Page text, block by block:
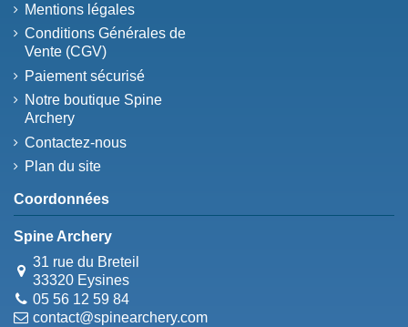
Mentions légales
Conditions Générales de
Vente (CGV)
Paiement sécurisé
Notre boutique Spine
Archery
Contactez-nous
Plan du site
Coordonnées
Spine Archery
31 rue du Breteil
33320 Eysines
05 56 12 59 84
contact@spinearchery.com